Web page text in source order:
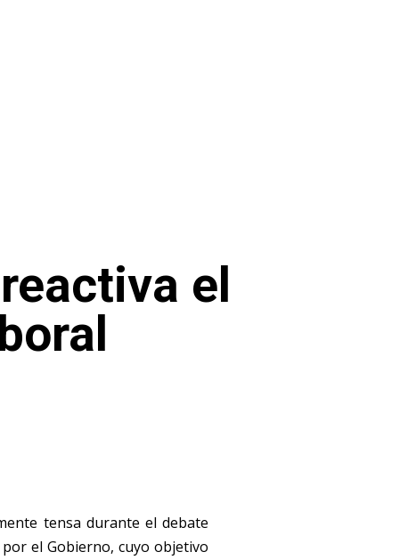
el
tensa durante el debate
el Gobierno, cuyo objetivo